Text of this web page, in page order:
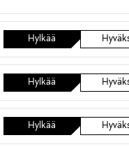
Hylkää
Hylkää
Hylkää
PHARMA
Strenghtening
Hands&Nails -
Price
€